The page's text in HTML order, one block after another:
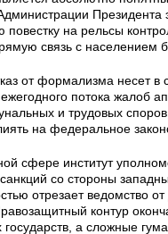
повестку на рельсы
связь с населением
от формализма несет в
потока жалоб
и трудовых
на федеральное
сфере институт
со стороны
отрезает ведомство
контур
государств, а сложные